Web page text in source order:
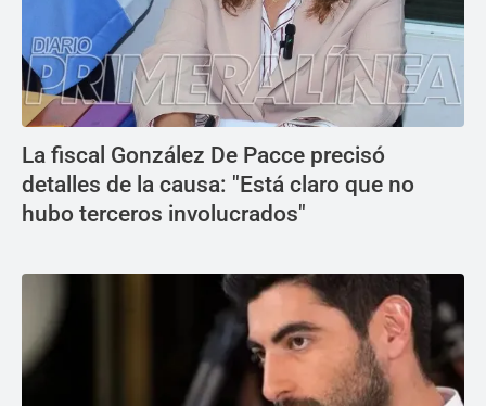
La fiscal González De Pacce precisó
detalles de la causa: "Está claro que no
hubo terceros involucrados"